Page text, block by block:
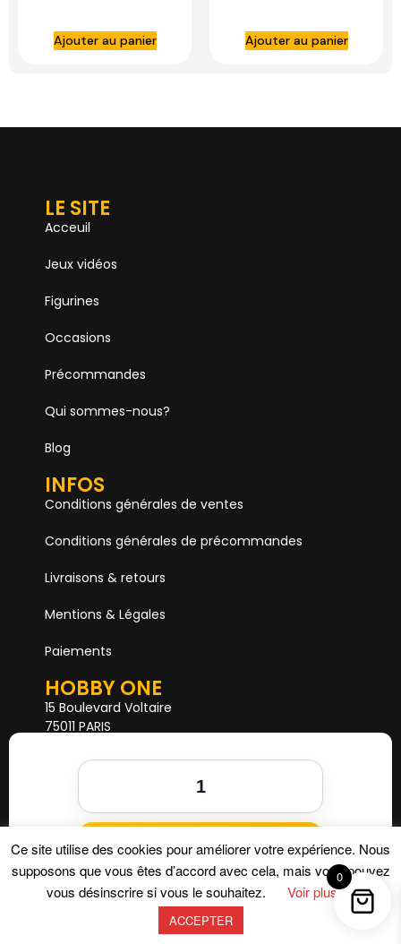
Ajouter au panier
Scale Statue – IRON
STUDIOS
Ajouter au panier
The Child 1:10 Scale
Statue – IRON
Ajouter au panier
LE SITE
Acceuil
Jeux vidéos
Figurines
Occasions
Précommandes
Qui sommes-nous?
Blog
INFOS
Conditions générales de ventes
Conditions générales de précommandes
Livraisons & retours
Mentions & Légales
Paiements
HOBBY ONE
15 Boulevard Voltaire
75011 PARIS
Mail. hobby1shop@gmail.com
Tél. 01 402 11 402
NOUS SUIVRE
Hobby One © 2026 – Tous droits réservés
Ce site utilise des cookies pour améliorer votre expérience. Nous
supposons que vous êtes d’accord avec cela, mais vous pouvez
vous désinscrire si vous le souhaitez.
Voir plus
ACCEPTER
0